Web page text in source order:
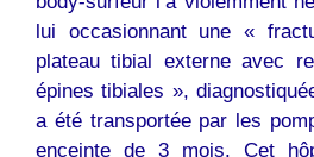
lui occasionnant une «
plateau tibial externe avec
épines tibiales »,
a été transportée par les
enceinte de 3 mois. Cet